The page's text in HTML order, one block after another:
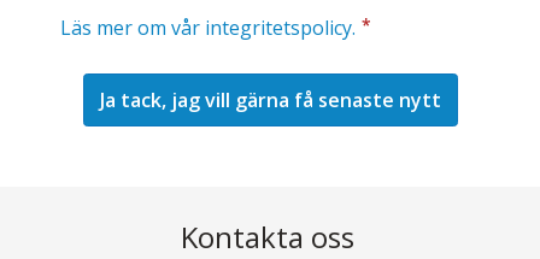
Läs mer om vår integritetspolicy. *
Kontakta oss